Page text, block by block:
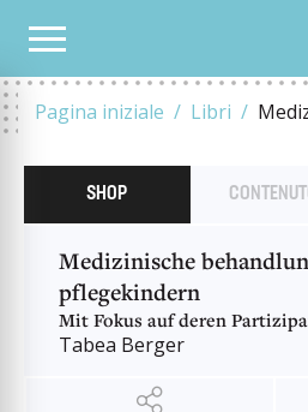
Pagina iniziale Libri
OUR CATALOGUE
SHOP
Medizinische
pflegekindern
Mit Fokus auf deren
Tabea Berger